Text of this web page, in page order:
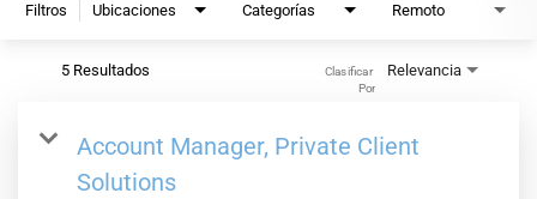
Filtros Ubicaciones Categorías Remoto
5 Resultados Relevancia
Clasificar
Por
Account Manager, Private Client
Solutions